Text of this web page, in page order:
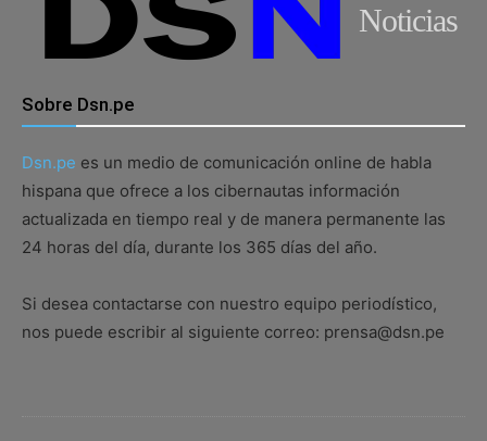
Noticias
Sobre Dsn.pe
Dsn.pe es un medio de comunicación online de habla
hispana que ofrece a los cibernautas información
actualizada en tiempo real y de manera permanente las
24 horas del día, durante los 365 días del año.
Si desea contactarse con nuestro equipo periodístico,
nos puede escribir al siguiente correo: prensa@dsn.pe